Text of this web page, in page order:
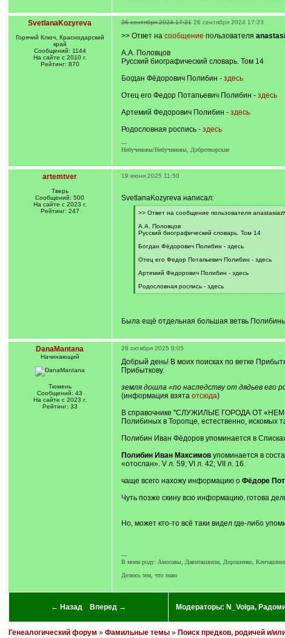
SvetlanaKozyreva
Горячий Ключ, Краснодарский
край
Сообщений: 1144
На сайте с 2010 г.
Рейтинг: 870
26 сентября 2024 17:21 26 сентября 2024 17:23
>> Ответ на сообщение пользователя
А.А. Половцов
Русский биографический словарь. Том 14
Богдан Фёдорович Полибин - здесь
Отец его Федор Потапьевич Полибин - здесь
Артемий Федорович Полибин - здесь
Родословная роспись - здесь
---
Небученовы/Небучиновы, Добротворские
artemtver
Тверь
Сообщений: 500
На сайте с 2023 г.
Рейтинг: 247
19 июня 2025 11:50
SvetlanaKozyreva написал:
[
]
>> Ответ на сообщение пользователя
А.А. Половцов
Русский биографический словарь. Том 14
Богдан Фёдорович Полибин - здесь
Отец его Федор Потапьевич Полибин - здесь
Артемий Федорович Полибин - здесь
Родословная роспись - здесь
[
Была ещё отдельная большая ветвь
DanaMantana
Начинающий
Тюмень
Сообщений: 43
На сайте с 2023 г.
Рейтинг: 33
28 октября 2025 9:05
Добрый день! В моих поисках по ветке
Прибыткову.
земля дошла «по наследству от дядьев
(информация взята отсюда)
В справочнике "СЛУЖИЛЫЕ ГОРОДА ОТ
Полибиных в Торопце, естественно, искомых
Полибин Иван Фёдоров упоминается в
Полибин Иван Максимовупоминается в
«отослан». V л. 59; VI л. 42; VII л. 16.
чаще всего нахожу информацию о Фёдоре
Чуть позже скину всю информацию, готова
Но, может кто-то всё таки видел где-либо
---
В моем роду: Амосовы, Давиташвили, Дорошенко,
Делюсь тем, что знаю
← Назад Вперед → Модераторы: N_Volga,
Генеалогический форум » Фамильные темы» Поиск предков, родичей и/